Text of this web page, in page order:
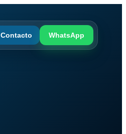
Contacto WhatsApp